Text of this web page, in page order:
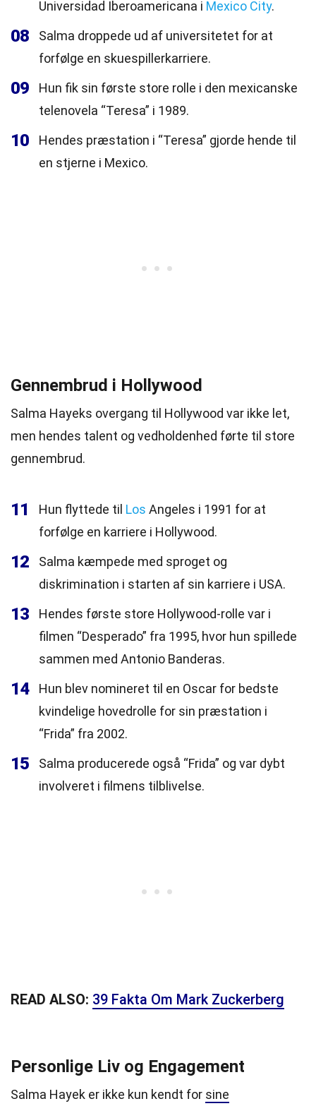
Universidad Iberoamericana i Mexico City.
08
Salma droppede ud af universitetet for at
forfølge en skuespillerkarriere.
09
Hun fik sin første store rolle i den mexicanske
telenovela “Teresa” i 1989.
10
Hendes præstation i “Teresa” gjorde hende til
en stjerne i Mexico.
Gennembrud i Hollywood
Salma Hayeks overgang til Hollywood var ikke let,
men hendes talent og vedholdenhed førte til store
gennembrud.
11 Hun flyttede til Los Angeles i 1991 for at
forfølge en karriere i Hollywood.
12
Salma kæmpede med sproget og
diskrimination i starten af sin karriere i USA.
13
Hendes første store Hollywood-rolle var i
filmen “Desperado” fra 1995, hvor hun spillede
sammen med Antonio Banderas.
14
Hun blev nomineret til en Oscar for bedste
kvindelige hovedrolle for sin præstation i
“Frida” fra 2002.
15
Salma producerede også “Frida” og var dybt
involveret i filmens tilblivelse.
READ ALSO: 39 Fakta Om Mark Zuckerberg
Personlige Liv og Engagement
Salma Hayek er ikke kun kendt for sine